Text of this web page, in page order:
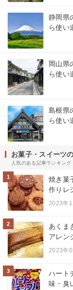
静岡県
ら使い
岡山県
ら使い
島根県
ら使い
お菓子・スイーツ
人気のある記事ランキング
1
焼き菓
作りレ
2023年
2
あくま
アレン
2023年
3
ハート
味・臭